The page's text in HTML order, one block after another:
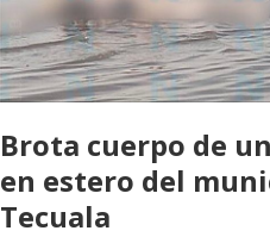
Brota cuerpo de
en estero del
Tecuala